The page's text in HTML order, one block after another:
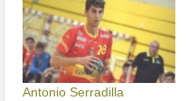
Antonio Serradilla